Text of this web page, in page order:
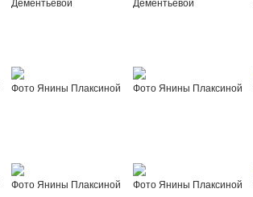
Дементьевой
Дементьевой
Фото Янины Плаксиной Фото Янины Плаксиной
Фото Янины Плаксиной Фото Янины Плаксиной